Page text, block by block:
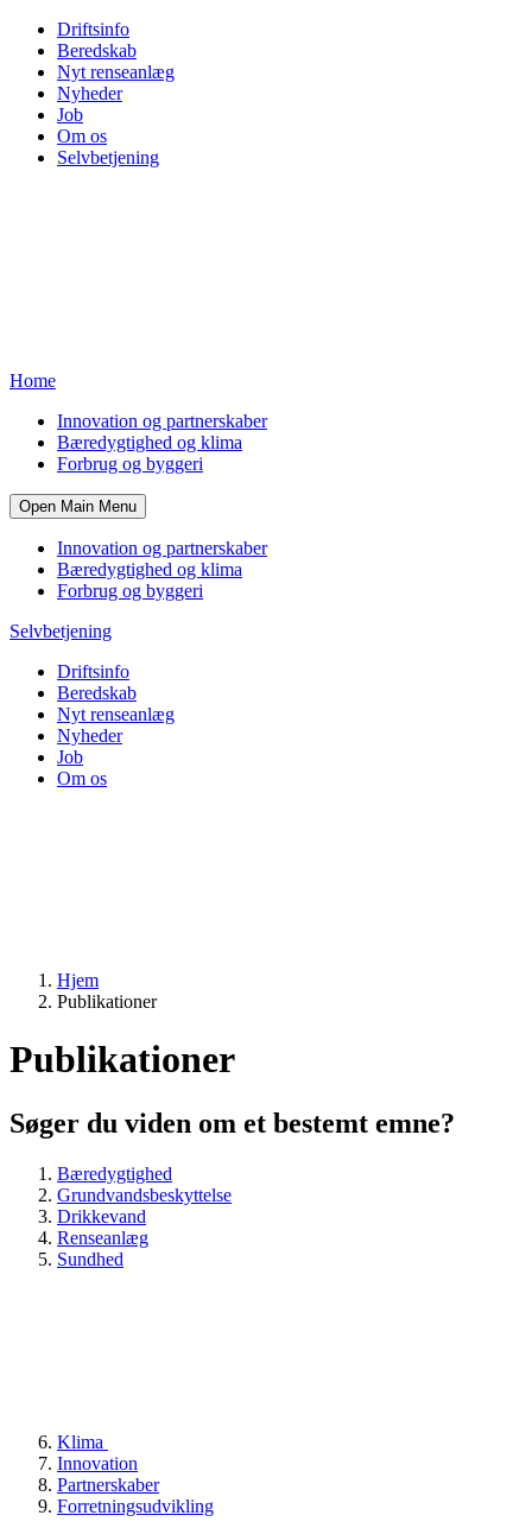
Driftsinfo
Beredskab
Nyt renseanlæg
Nyheder
Job
Om os
Selvbetjening
Home
Innovation og partnerskaber
Bæredygtighed og klima
Forbrug og byggeri
Open Main Menu
Innovation og partnerskaber
Bæredygtighed og klima
Forbrug og byggeri
Selvbetjening
Driftsinfo
Beredskab
Nyt renseanlæg
Nyheder
Job
Om os
Hjem
Publikationer
Publikationer
Søger du viden om et bestemt emne?
Bæredygtighed
Grundvandsbeskyttelse
Drikkevand
Renseanlæg
Sundhed
Klima
Innovation
Partnerskaber
Forretningsudvikling